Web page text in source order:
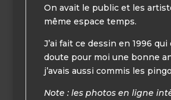
On avait le public et les
même espace temps.
J’ai fait ce dessin en 1996
doute pour moi une bonne
j’avais aussi commis les
Note : les photos en ligne